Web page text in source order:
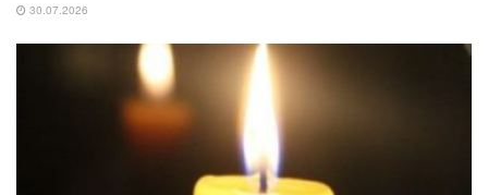
30.07.2026